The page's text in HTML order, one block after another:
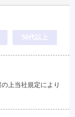
50代以上
上当社規定により